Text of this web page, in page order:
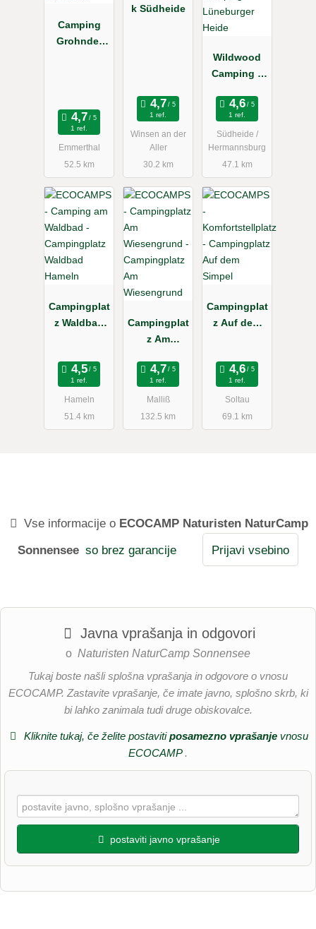
Camping
Grohnder
1 ref.
Emmerthal
52.5 km
k Südheide
1 ref.
Winsen an der
Aller
30.2 km
Wildwood
Camping –
Heide
1 ref.
Südheide /
Hermannsburg
47.1 km
Campingplat
z Waldbad
1 ref.
Hameln
51.4 km
Campingplat
z Am
d
1 ref.
Malliß
132.5 km
Campingplat
z Auf dem
1 ref.
Soltau
69.1 km
Vse informacije o ECOCAMP Naturisten NaturCamp
Sonnensee so brez garancije Prijavi vsebino
Javna vprašanja in odgovori
o Naturisten NaturCamp Sonnensee
Tukaj boste našli splošna vprašanja in odgovore o vnosu
ECOCAMP. Zastavite vprašanje, če imate javno, splošno skrb, ki
bi lahko zanimala tudi druge obiskovalce.
Kliknite tukaj, če želite postavitiposamezno vprašanje vnosu
ECOCAMP .
postaviti javno vprašanje